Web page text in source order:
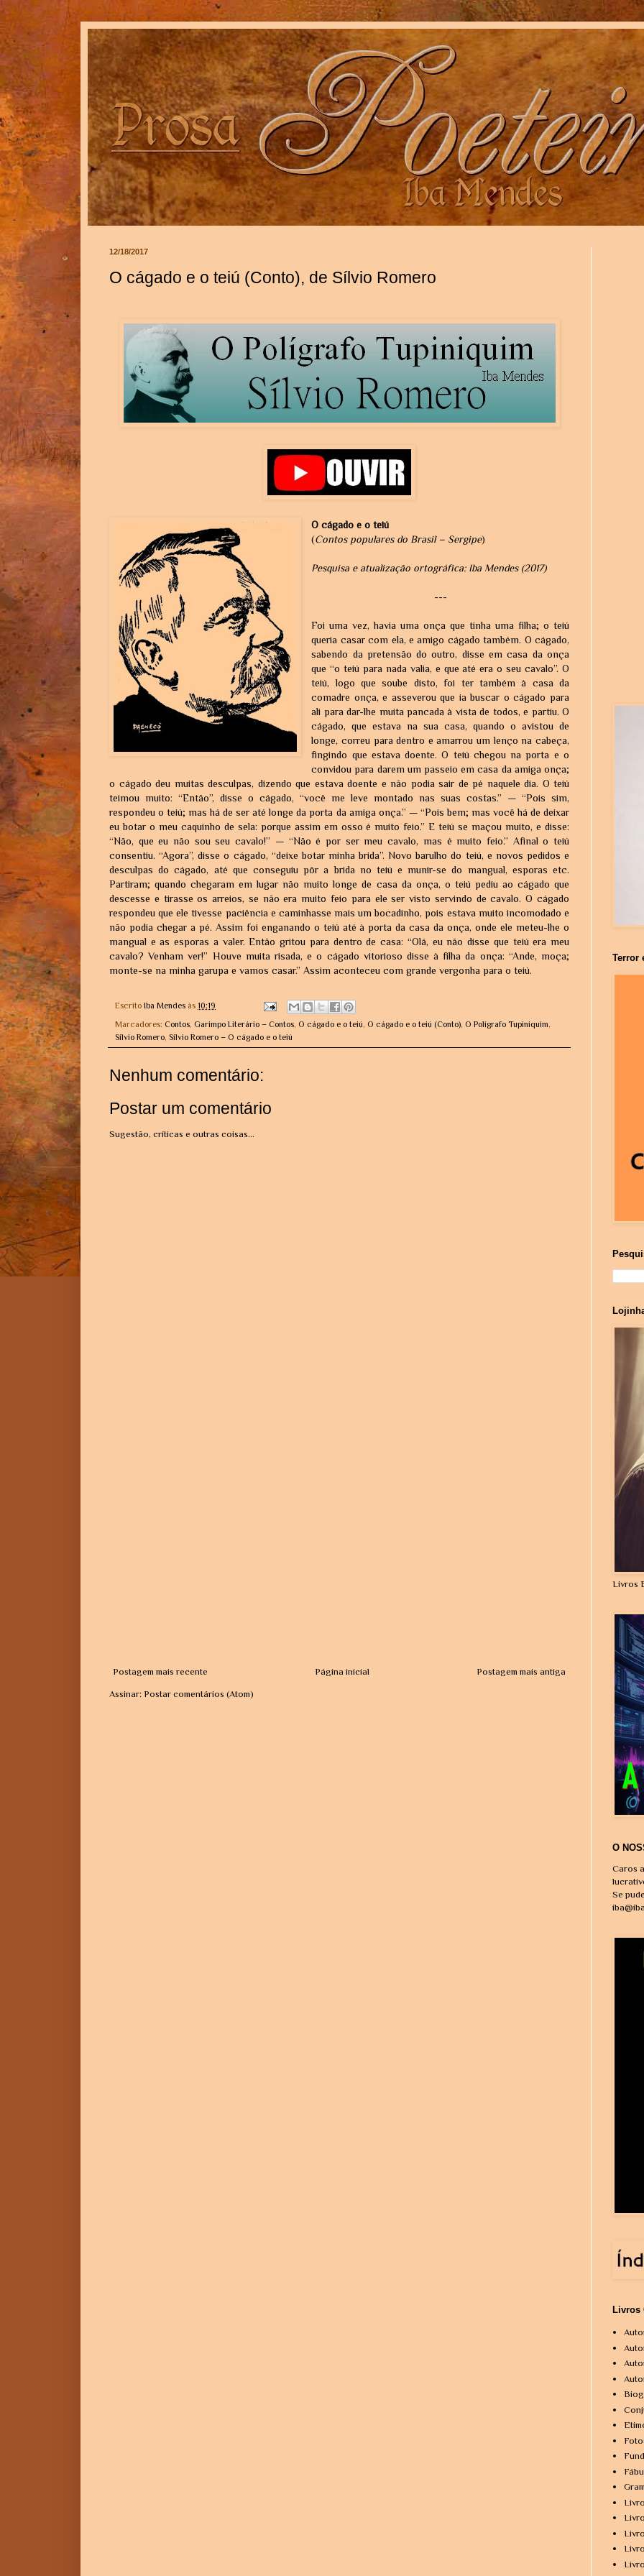
12/18/2017
O cágado e o teiú (Conto), de Sílvio Romero
O cágado e o teiú
(Contos populares do Brasil – Sergipe)
Pesquisa e atualização ortográfica: Iba Mendes (2017)
---
Foi uma vez, havia uma onça que tinha uma filha; o teiú
queria casar com ela, e amigo cágado também. O cágado,
sabendo da pretensão do outro, disse em casa da onça
que “o teiú para nada valia, e que até era o seu cavalo”. O
teiú, logo que soube disto, foi ter também à casa da
comadre onça, e asseverou que ia buscar o cágado para
ali para dar-lhe muita pancada à vista de todos, e partiu. O
cágado, que estava na sua casa, quando o avistou de
longe, correu para dentro e amarrou um lenço na cabeça,
fingindo que estava doente. O teiú chegou na porta e o
convidou para darem um passeio em casa da amiga onça;
o cágado deu muitas desculpas, dizendo que estava doente e não podia sair de pé naquele dia. O teiú
teimou muito: “Então”, disse o cágado, “você me leve montado nas suas costas.” — “Pois sim,
respondeu o teiú; mas há de ser até longe da porta da amiga onça.” — “Pois bem; mas você há de deixar
eu botar o meu caquinho de sela: porque assim em osso é muito feio.” E teiú se maçou muito, e disse:
“Não, que eu não sou seu cavalo!” — “Não é por ser meu cavalo, mas é muito feio.” Afinal o teiú
consentiu. “Agora”, disse o cágado, “deixe botar minha brida”. Novo barulho do teiú, e novos pedidos e
desculpas do cágado, até que conseguiu pôr a brida no teiú e munir-se do mangual, esporas etc.
Partiram; quando chegaram em lugar não muito longe de casa da onça, o teiú pediu ao cágado que
descesse e tirasse os arreios, se não era muito feio para ele ser visto servindo de cavalo. O cágado
respondeu que ele tivesse paciência e caminhasse mais um bocadinho, pois estava muito incomodado e
não podia chegar a pé. Assim foi enganando o teiú até à porta da casa da onça, onde ele meteu-lhe o
mangual e as esporas a valer. Então gritou para dentro de casa: “Olá, eu não disse que teiú era meu
cavalo? Venham ver!” Houve muita risada, e o cágado vitorioso disse à filha da onça: “Ande, moça;
monte-se na minha garupa e vamos casar.” Assim aconteceu com grande vergonha para o teiú.
Escrito Iba Mendes às 10:19
Marcadores: Contos, Garimpo Literário – Contos, O cágado e o teiú, O cágado e o teiú (Conto), O Polígrafo Tupiniquim,
Sílvio Romero, Sílvio Romero – O cágado e o teiú
Nenhum comentário:
Postar um comentário
Sugestão, críticas e outras coisas...
Postagem mais recente Postagem mais antiga
Página inicial
Assinar: Postar comentários (Atom)
Terror
Livros
O
Caros
Se
Livros